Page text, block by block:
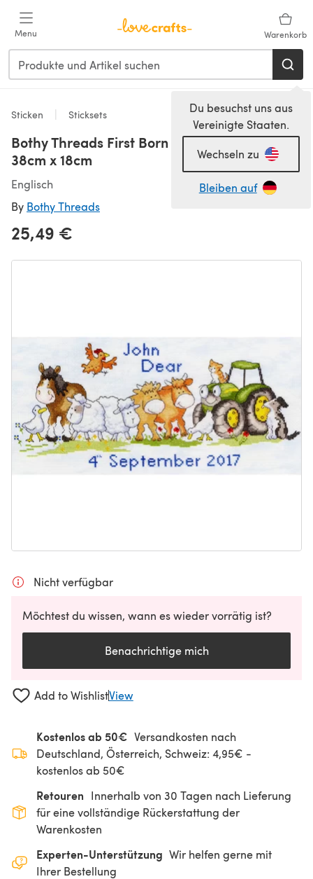
Menu Warenkorb
Du besuchst uns aus
Vereinigte Staaten.
Wechseln zu
Bleiben auf
Sticken Sticksets
Bothy Threads First Born Cross Stitch Kit -
38cm x 18cm
Englisch
By Bothy Threads
25,49 €
Nicht verfügbar
Möchtest du wissen, wann es wieder vorrätig ist?
Benachrichtige mich
Add to WishlistView
Kostenlos ab 50€ Versandkosten nach
Deutschland, Österreich, Schweiz: 4,95€ -
kostenlos ab 50€
Retouren Innerhalb von 30 Tagen nach Lieferung
für eine vollständige Rückerstattung der
Warenkosten
Experten-Unterstützung Wir helfen gerne mit
Ihrer Bestellung